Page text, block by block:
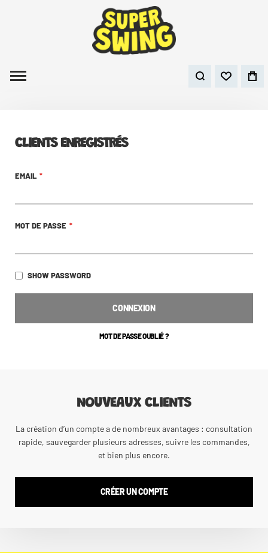
CLIENTS ENREGISTRÉS
EMAIL
MOT DE PASSE
SHOW PASSWORD
CONNEXION
MOT DE PASSE OUBLIÉ ?
NOUVEAUX CLIENTS
La création d’un compte a de nombreux avantages : consultation
rapide, sauvegarder plusieurs adresses, suivre les commandes,
et bien plus encore.
CRÉER UN COMPTE